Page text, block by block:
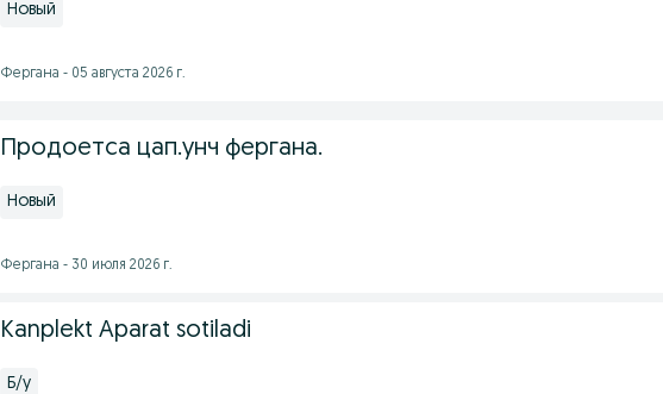
Новый
Фергана - 05 августа 2026 г.
Продоетса цап.унч фергана.
Новый
Фергана - 30 июля 2026 г.
Kanplekt Aparat sotiladi
Б/у